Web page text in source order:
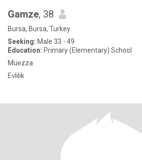
Gamze, 38
Bursa, Bursa, Turkey
Seeking: Male 33 - 49
Education: Primary (Elementary) School
Müezza
Evlilik